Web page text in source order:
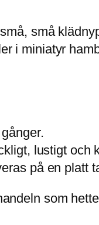
små
i miniatyr
lustigt och
på en platt
som